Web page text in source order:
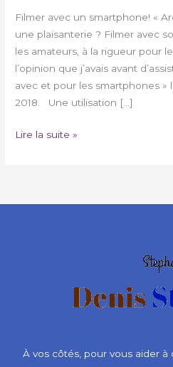
Filmer avec un smartphone! «
une plaisanterie ? Filmer avec
les amateurs, à la rigueur pour
l’opinion que j’avais avant
avec et pour les smartphones »
2018. Une utilisation […]
Lire la suite »
À vos côtés, pour vous aider à